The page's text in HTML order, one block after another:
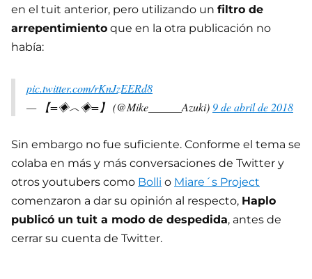
en el tuit anterior, pero utilizando un filtro de
arrepentimiento que en la otra publicación no
había:
pic.twitter.com/rKnJzEERd8
— 【=◈︿◈=】 (@Mike______Azuki) 9 de abril de 2018
Sin embargo no fue suficiente. Conforme el tema se
colaba en más y más conversaciones de Twitter y
otros youtubers como Bolli o Miare´s Project
comenzaron a dar su opinión al respecto, Haplo
publicó un tuit a modo de despedida, antes de
cerrar su cuenta de Twitter.